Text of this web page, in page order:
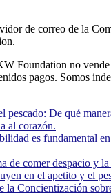
de correo de la
Foundation no
pagos. Somos
pescado: De qué
al corazón.
es fundamental
de comer despacio y
en el apetito y el
la Concientización